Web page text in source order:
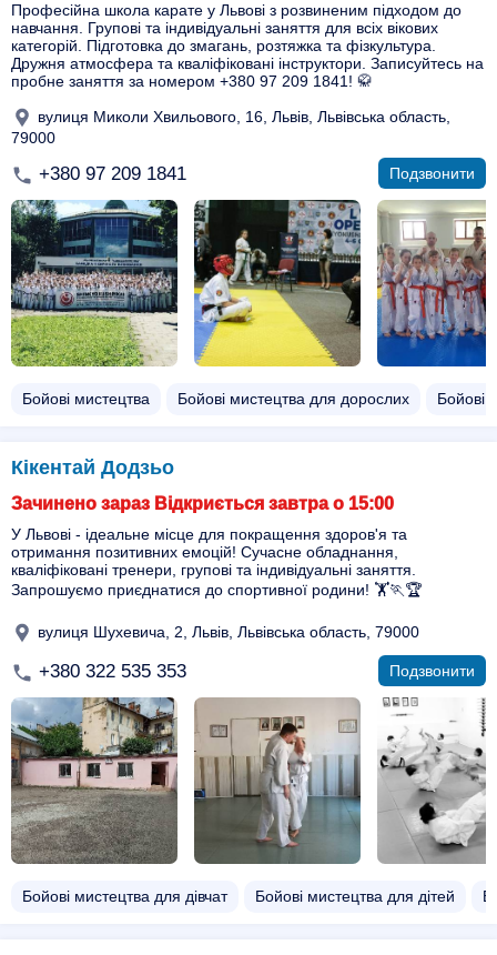
Професійна школа карате у Львові з розвиненим підходом до
навчання. Групові та індивідуальні заняття для всіх вікових
категорій. Підготовка до змагань, розтяжка та фізкультура.
Дружня атмосфера та кваліфіковані інструктори. Записуйтесь на
пробне заняття за номером +380 97 209 1841! 🥋
вулиця Миколи Хвильового, 16, Львів, Львівська область,
79000
+380 97 209 1841 Подзвонити
Бойові мистецтва Бойові мистецтва для дорослих Бойові
Кікентай Додзьо
Зачинено зараз Відкриється завтра о 15:00
У Львові - ідеальне місце для покращення здоров'я та
отримання позитивних емоцій! Сучасне обладнання,
кваліфіковані тренери, групові та індивідуальні заняття.
Запрошуємо приєднатися до спортивної родини! 🏋️🏃🏆
вулиця Шухевича, 2, Львів, Львівська область, 79000
+380 322 535 353 Подзвонити
Бойові мистецтва для дівчат Бойові мистецтва для дітей